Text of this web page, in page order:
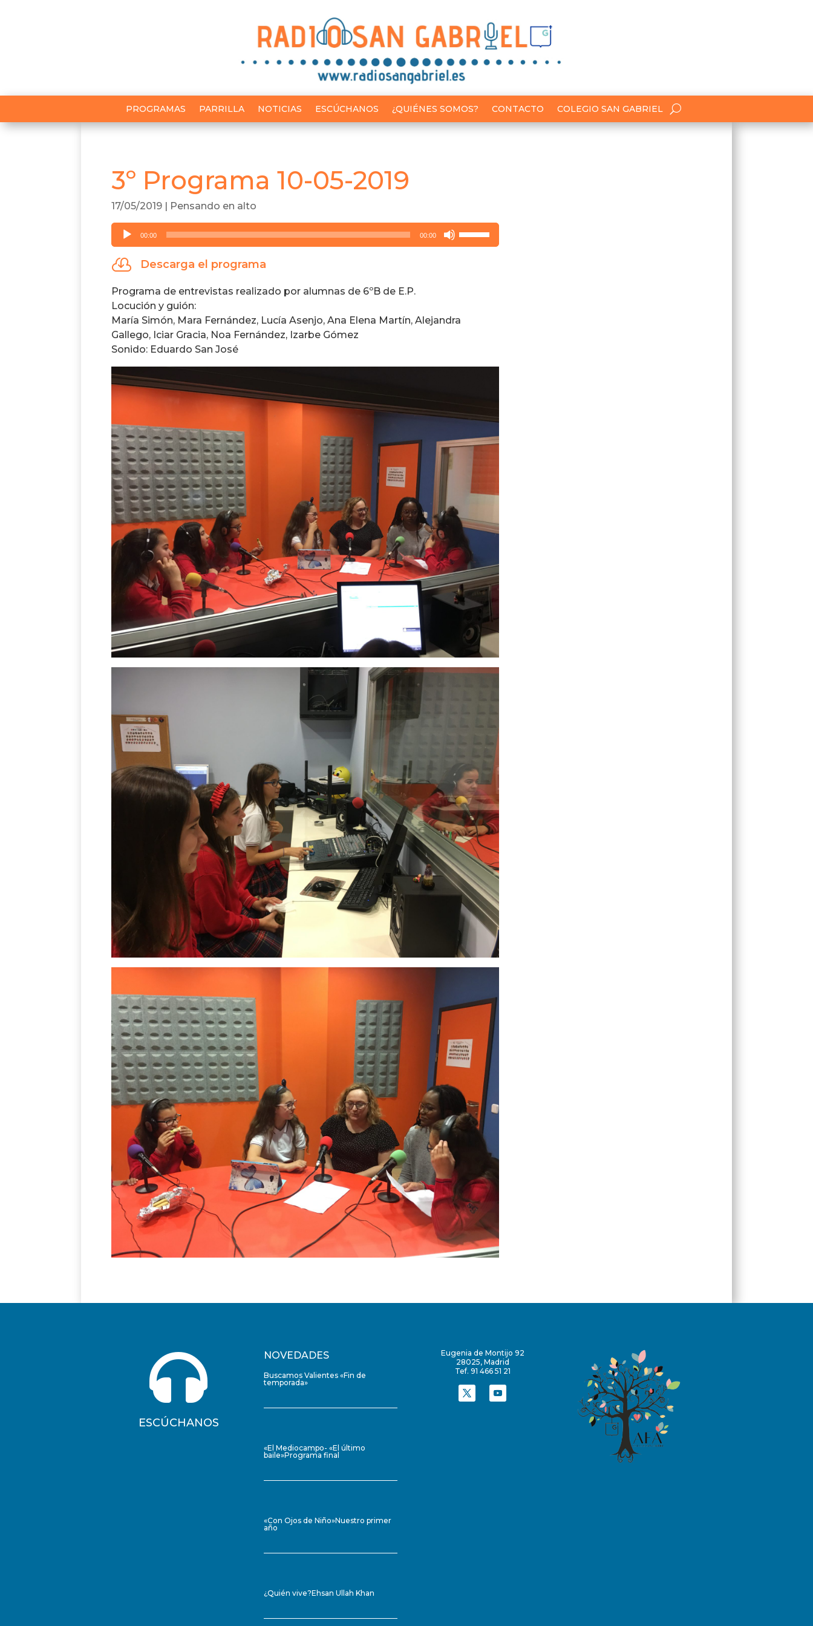
PROGRAMAS PARRILLA NOTICIAS ESCÚCHANOS ¿QUIÉNES SOMOS? CONTACTO COLEGIO SAN GABRIEL
3º Programa 10-05-2019
17/05/2019
Pensando en alto
Reproductor
de
audio
00:00 00:00
para
 Descarga el programa
Programa de entrevistas realizado por alumnas de 6ºB de E.P.
Locución y guión:
María Simón, Mara Fernández, Lucía Asenjo, Ana Elena Martín, Alejandra
Gallego, Iciar Gracia, Noa Fernández, Izarbe Gómez
Sonido: Eduardo San José

ESCÚCHANOS
NOVEDADES
Buscamos Valientes «Fin de
temporada»
«El Mediocampo- «El último
baile»Programa final
«Con Ojos de Niño»Nuestro primer
año
¿Quién vive?Ehsan Ullah Khan
Eugenia de Montijo 92
28025, Madrid
Tef. 91 466 51 21